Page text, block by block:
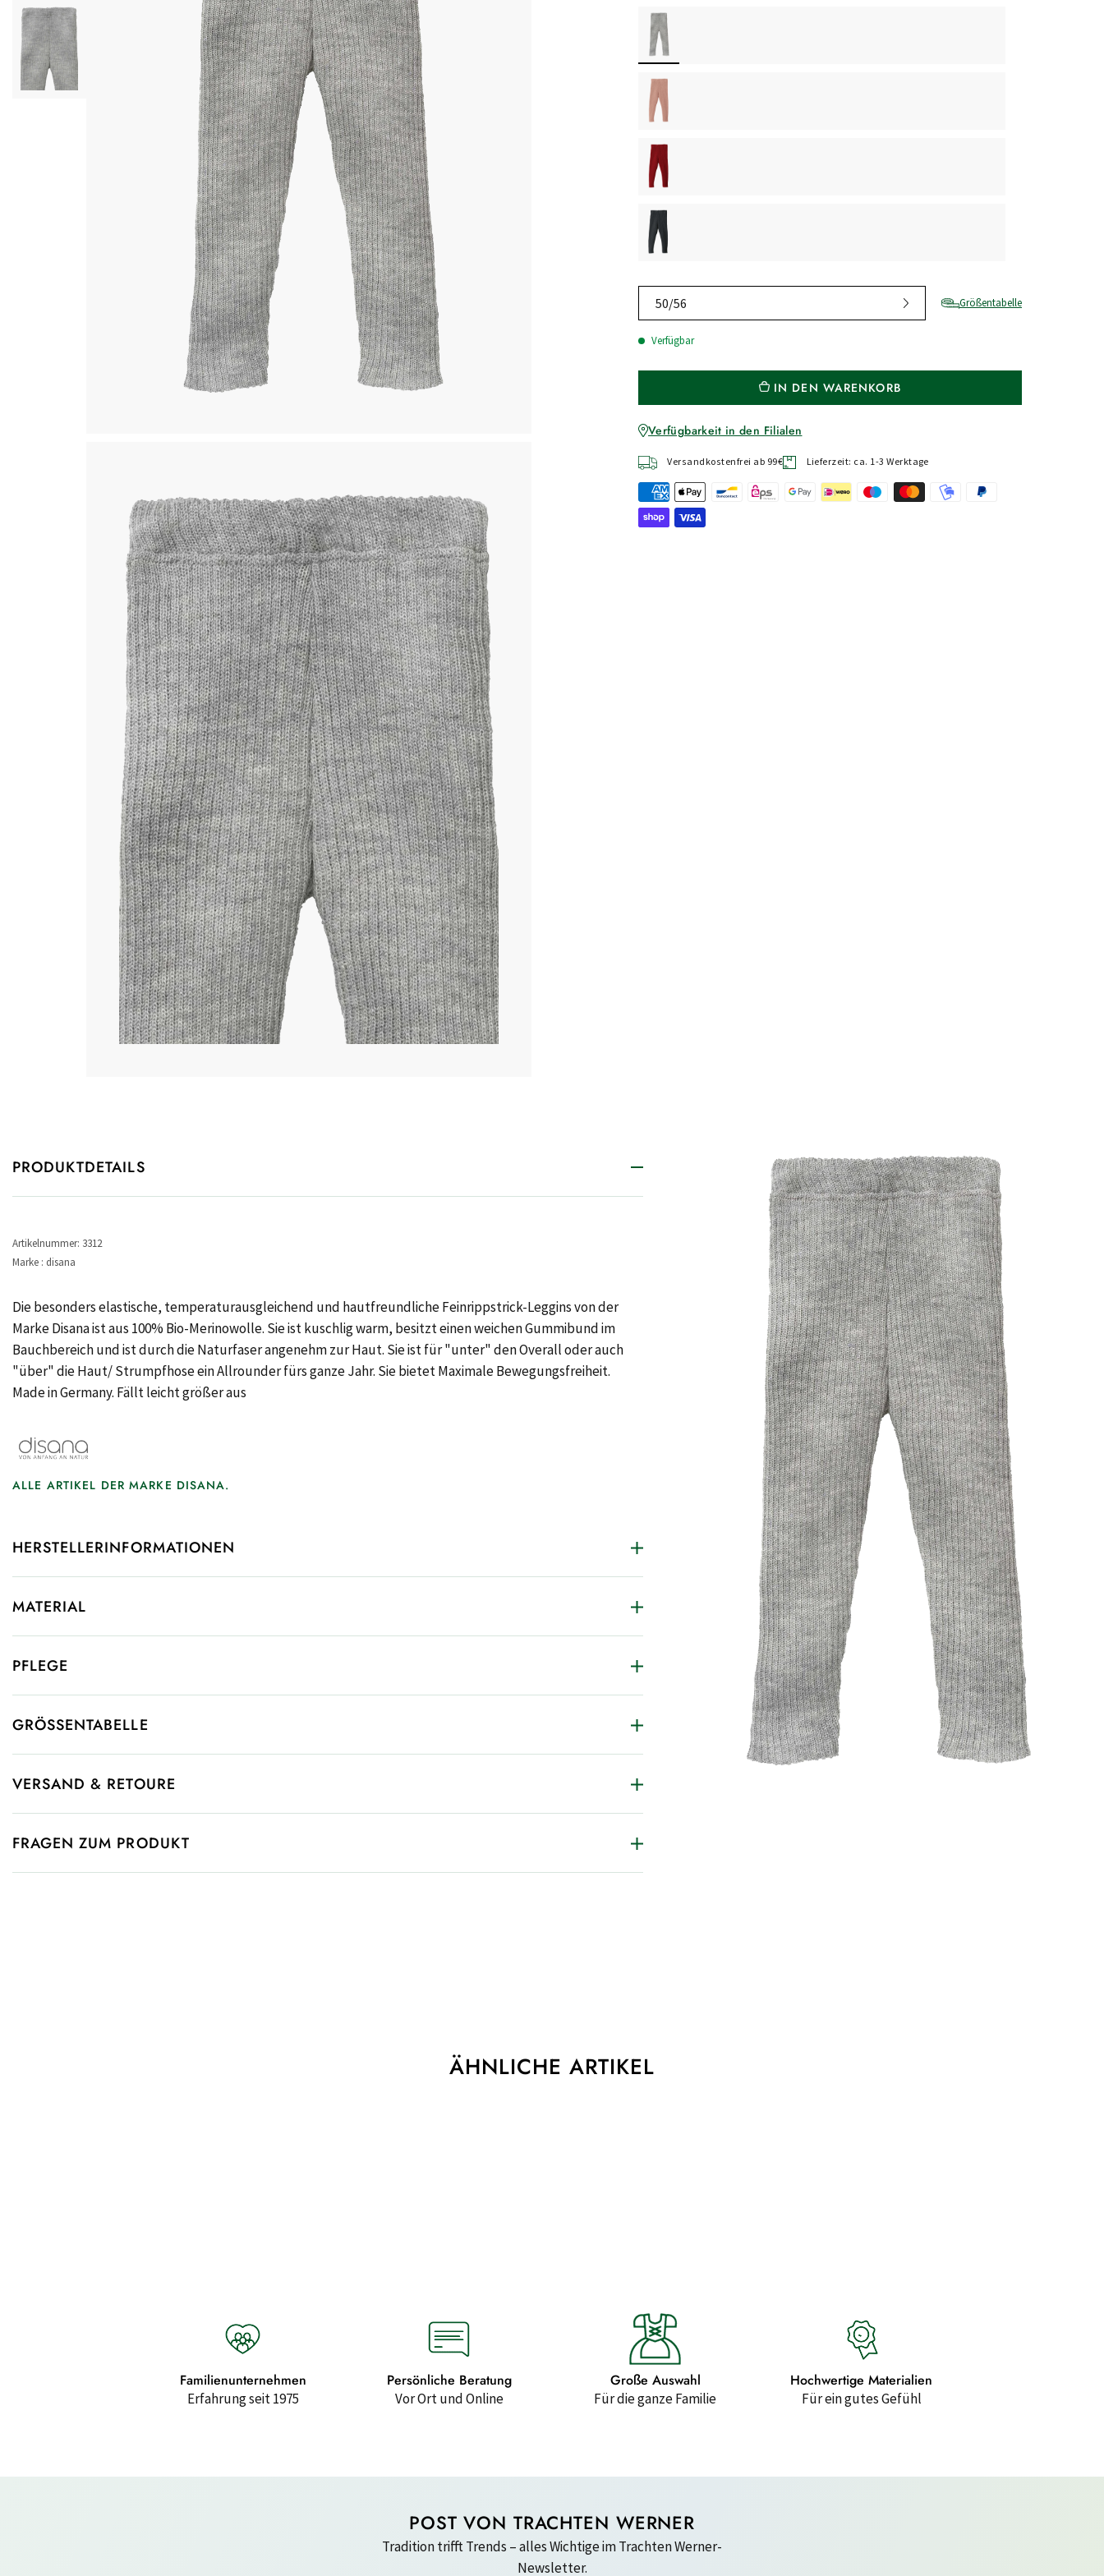
Größentabelle
50/56
Verfügbar
IN DEN WARENKORB
Verfügbarkeit in den Filialen
Versandkostenfrei ab 99€ Lieferzeit: ca. 1-3 Werktage
PRODUKTDETAILS
Artikelnummer: 3312
Marke : disana
Die besonders elastische, temperaturausgleichend und hautfreundliche Feinrippstrick-Leggins von der
Marke Disana ist aus 100% Bio-Merinowolle. Sie ist kuschlig warm, besitzt einen weichen Gummibund im
Bauchbereich und ist durch die Naturfaser angenehm zur Haut. Sie ist für "unter" den Overall oder auch
"über" die Haut/ Strumpfhose ein Allrounder fürs ganze Jahr. Sie bietet Maximale Bewegungsfreiheit.
Made in Germany. Fällt leicht größer aus
ALLE ARTIKEL DER MARKE DISANA.
HERSTELLERINFORMATIONEN
MATERIAL
PFLEGE
GRÖSSENTABELLE
VERSAND & RETOURE
FRAGEN ZUM PRODUKT
ÄHNLICHE ARTIKEL
Familienunternehmen
Erfahrung seit 1975
Persönliche Beratung
Vor Ort und Online
Große Auswahl
Für die ganze Familie
Hochwertige Materialien
Für ein gutes Gefühl
POST VON TRACHTEN WERNER
Tradition trifft Trends – alles Wichtige im Trachten Werner-
Newsletter.